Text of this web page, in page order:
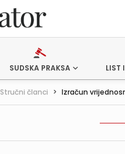
SUDSKA PRAKSA LIST
Stručni članci > Izračun